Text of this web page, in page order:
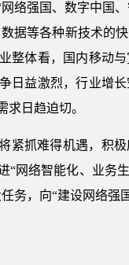
络强国、数字中国
据等各种新技术的
整体看，国内移动
日益激烈，行业增
日趋迫切。
紧抓难得机遇，积
“网络智能化、业务
务，向“建设网络强